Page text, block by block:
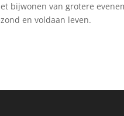
bijwonen van grotere
en voldaan leven.